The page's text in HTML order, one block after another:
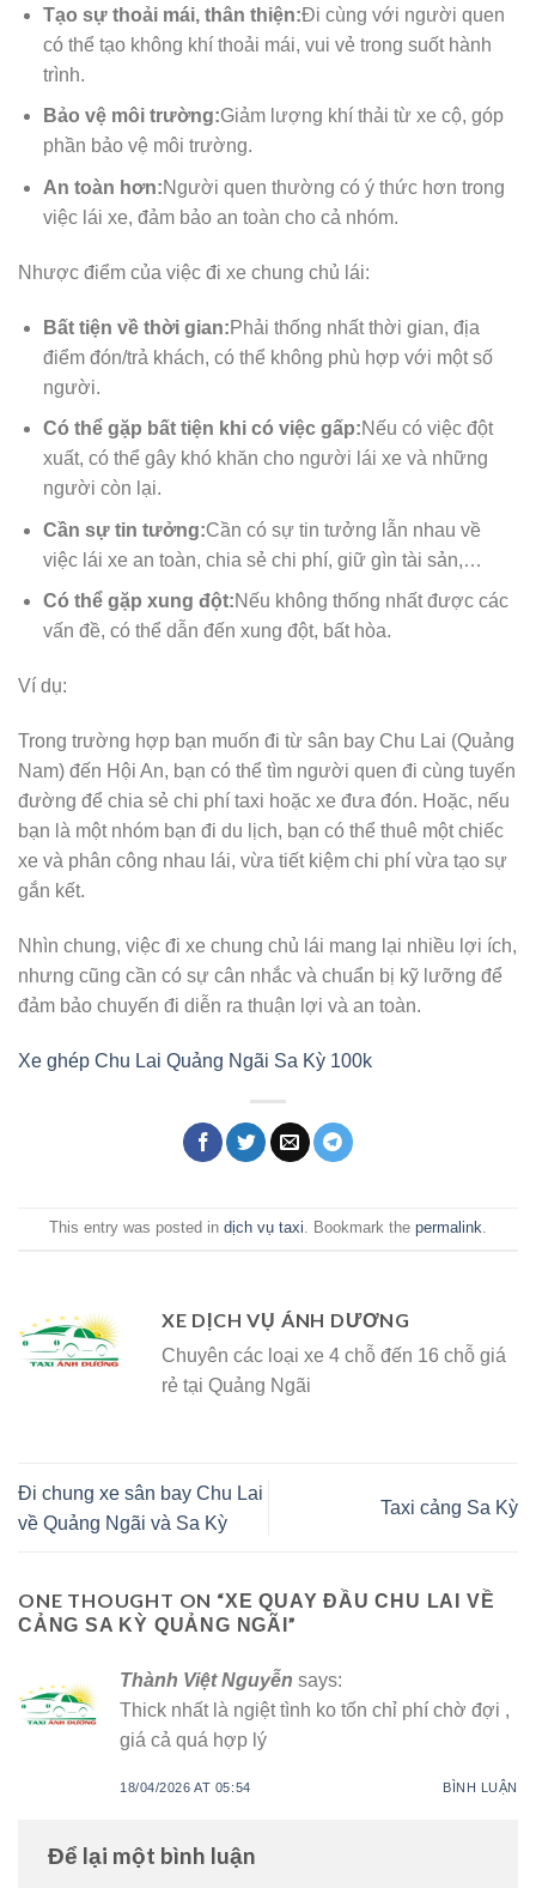
Tạo sự thoải mái, thân thiện:Đi cùng với người quen
có thể tạo không khí thoải mái, vui vẻ trong suốt hành
trình.
Bảo vệ môi trường:Giảm lượng khí thải từ xe cộ, góp
phần bảo vệ môi trường.
An toàn hơn:Người quen thường có ý thức hơn trong
việc lái xe, đảm bảo an toàn cho cả nhóm.
Nhược điểm của việc đi xe chung chủ lái:
Bất tiện về thời gian:Phải thống nhất thời gian, địa
điểm đón/trả khách, có thể không phù hợp với một số
người.
Có thể gặp bất tiện khi có việc gấp:Nếu có việc đột
xuất, có thể gây khó khăn cho người lái xe và những
người còn lại.
Cần sự tin tưởng:Cần có sự tin tưởng lẫn nhau về
việc lái xe an toàn, chia sẻ chi phí, giữ gìn tài sản,…
Có thể gặp xung đột:Nếu không thống nhất được các
vấn đề, có thể dẫn đến xung đột, bất hòa.
Ví dụ:
Trong trường hợp bạn muốn đi từ sân bay Chu Lai (Quảng
Nam) đến Hội An, bạn có thể tìm người quen đi cùng tuyến
đường để chia sẻ chi phí taxi hoặc xe đưa đón. Hoặc, nếu
bạn là một nhóm bạn đi du lịch, bạn có thể thuê một chiếc
xe và phân công nhau lái, vừa tiết kiệm chi phí vừa tạo sự
gắn kết.
Nhìn chung, việc đi xe chung chủ lái mang lại nhiều lợi ích,
nhưng cũng cần có sự cân nhắc và chuẩn bị kỹ lưỡng để
đảm bảo chuyến đi diễn ra thuận lợi và an toàn.
Xe ghép Chu Lai Quảng Ngãi Sa Kỳ 100k
This entry was posted in dịch vụ taxi . Bookmark the permalink
XE DỊCH VỤ ÁNH DƯƠNG
Chuyên các loại xe 4 chỗ đến 16 chỗ giá
rẻ tại Quảng Ngãi
Đi chung xe sân bay Chu Lai
về Quảng Ngãi và Sa Kỳ
Taxi cảng Sa Kỳ
ONE THOUGHT ON “XE QUAY ĐẦU CHU LAI VỀ
CẢNG SA KỲ QUẢNG NGÃI ”
Thành Việt Nguyễn says:
Thick nhất là ngiệt tình ko tốn chỉ phí chờ đợi ,
giá cả quá hợp lý
18/04/2026 AT 05:54 BÌNH LUẬN
Để lại một bình luận